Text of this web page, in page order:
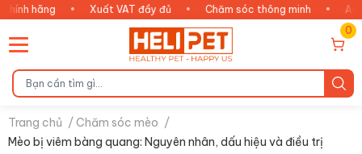
• Xuất VAT đầy đủ • Chăm sóc thông minh •
An tâm
0
Trang chủ /Chăm sóc mèo /
Mèo bị viêm bàng quang: Nguyên nhân, dấu hiệu và điều trị